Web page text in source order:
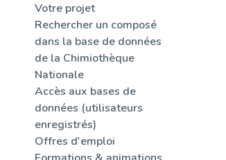
Votre projet
Rechercher un composé
dans la base de données
de la Chimiothèque
Nationale
Accès aux bases de
données (utilisateurs
enregistrés)
Offres d'emploi